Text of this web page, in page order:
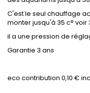
C'est le seul chauffage
monter jusqu'à 35 c° voir
il a une pression de
Garantie 3 ans
eco contribution 0,10 €